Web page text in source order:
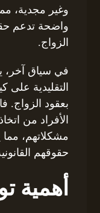
وغير مجدية،
واضحة تدعم
الزواج.
في سياق آخر،
التقليدية على
بعقود الزواج.
الأفراد من
مشكلاتهم،
حقوقهم
أهمية